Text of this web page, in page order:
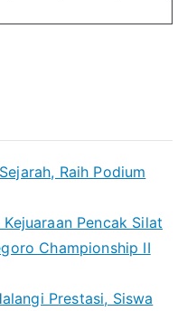
Raih Podium
Kejuaraan Pencak Silat
Championship II
Prestasi, Siswa